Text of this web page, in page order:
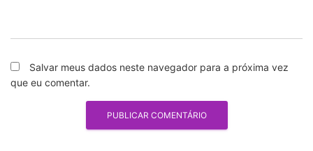
Salvar meus dados neste navegador para a próxima vez
que eu comentar.